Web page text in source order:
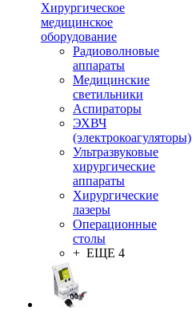
Хирургическое
медицинское
оборудование
Радиоволновые
аппараты
Медицинские
светильники
Аспираторы
ЭХВЧ
(электрокоагуляторы)
Ультразвуковые
хирургические
аппараты
Хирургические
лазеры
Операционные
столы
+ ЕЩЕ 4